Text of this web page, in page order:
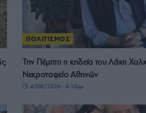
ΠΟΛΙΤΙΣΜΟΣ
Την Πέμπτη η κηδεία του Λάκη
Νεκροταφείο Αθηνών
4/08/2026 - 4:10μμ